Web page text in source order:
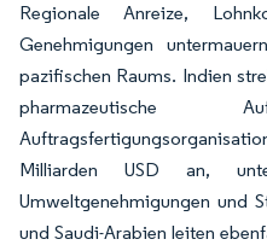
Regionale Anreize,
Genehmigungen
pazifischen Raums. Indien
pharmazeutische
Milliarden USD an,
Umweltgenehmigungen und
und Saudi-Arabien leiten